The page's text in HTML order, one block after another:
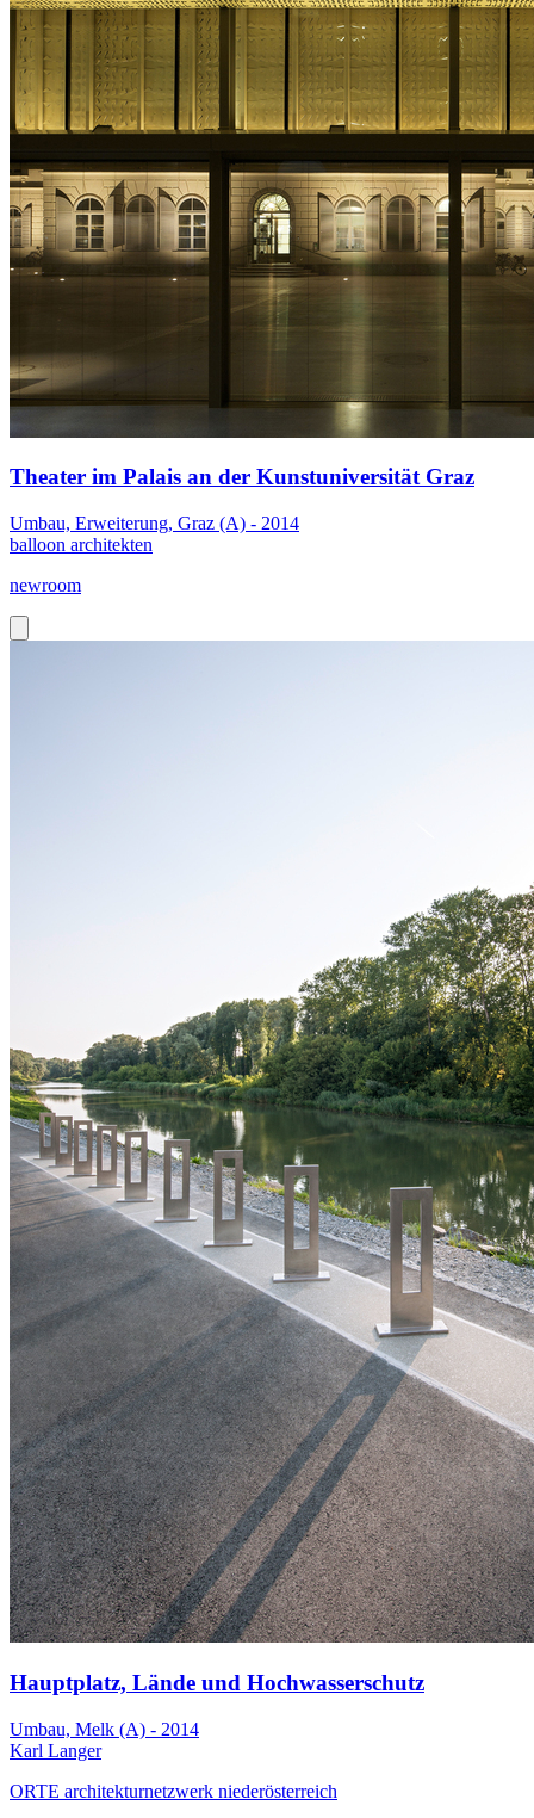
Theater im Palais an der Kunstuniversität Graz
Umbau, Erweiterung, Graz (A) - 2014
balloon architekten
newroom
Hauptplatz, Lände und Hochwasserschutz
Umbau, Melk (A) - 2014
Karl Langer
ORTE architekturnetzwerk niederösterreich